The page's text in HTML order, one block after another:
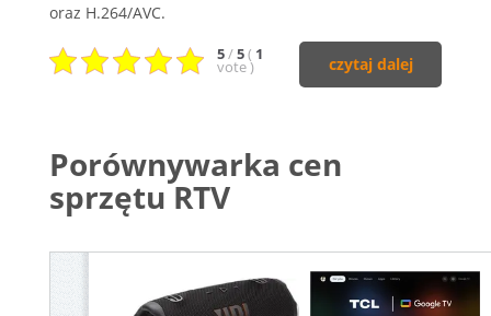
oraz H.264/AVC.
czytaj dalej
5 / 5 ( 1
vote)
Porównywarka cen
sprzętu RTV